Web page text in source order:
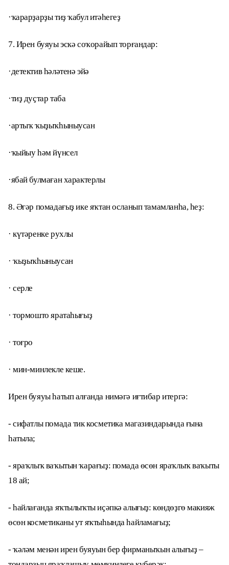
·ҡарарҙарҙы тиҙ ҡабул итәһегеҙ
7. Ирен буяуы эскә соҡорайып торғандар:
·детектив һәләтенә эйә
·тиҙ дуҫтар таба
·артыҡ ҡыҙыҡһыныусан
·ҡыйыу һәм йүнсел
·ябай булмаған характерлы
8. Әгәр помадағыҙ ике яҡтан осланып тамамланһа, һеҙ:
· күтәренке рухлы
· ҡыҙыҡһыныусан
· серле
· тормошто яратаһығыҙ
· тоғро
· мин-минлекле кеше.
Ирен буяуы һатып алғанда нимәгә иғтибар итергә:
- сифатлы помада тик косметика магазиндарында ғына
һатыла;
- яраҡлыҡ ваҡытын ҡарағыҙ: помада өсөн яраҡлыҡ ваҡыты
18 ай;
- һайлағанда яҡтылыҡты иҫәпкә алығыҙ: көндөҙгө макияж
өсөн косметиканы ут яҡтыһында һайламағыҙ;
- ҡәләм менән ирен буяуын бер фирманыҡын алығыҙ –